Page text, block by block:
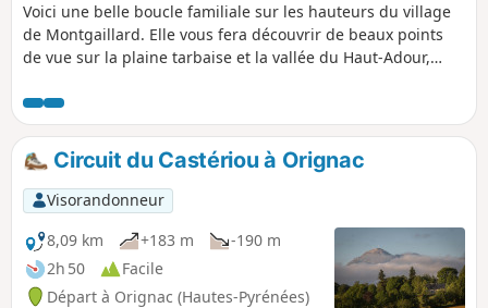
Voici une belle boucle familiale sur les hauteurs du village
de Montgaillard. Elle vous fera découvrir de beaux points
de vue sur la plaine tarbaise et la vallée du Haut-Adour,
Montaigu ! En montant vers un ancien oppidum romain, en
empruntant d'anciennes voies historiques ou en vous
baladant dans les rues du village, vous aurez aussi un
aperçu du passé de la région.
Circuit du Castériou à Orignac
Visorandonneur
8,09 km
+183 m
-190 m
2h 50
Facile
Départ à Orignac (Hautes-Pyrénées)